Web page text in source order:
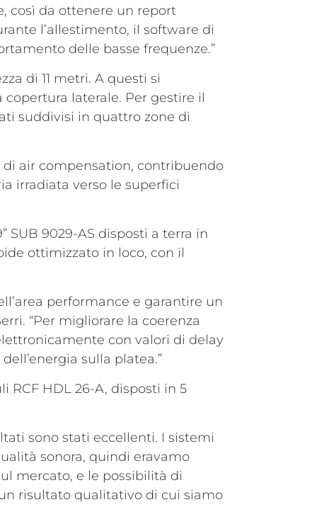
così da ottenere un report
l’allestimento, il software di
delle basse frequenze.”
di 11 metri. A questi si
laterale. Per gestire il
suddivisi in quattro zone di
air compensation, contribuendo
irradiata verso le superfici
SUB 9029-AS disposti a terra in
ottimizzato in loco, con il
performance e garantire un
“Per migliorare la coerenza
con valori di delay
sulla platea.”
RCF HDL 26-A, disposti in 5
sono stati eccellenti. I sistemi
sonora, quindi eravamo
mercato, e le possibilità di
risultato qualitativo di cui siamo